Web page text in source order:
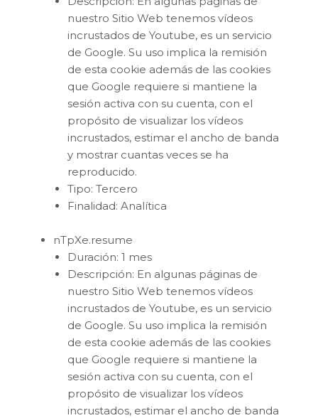
nuestro Sitio Web tenemos vídeos
incrustados de Youtube, es un servicio
de Google. Su uso implica la remisión
de esta cookie además de las cookies
que Google requiere si mantiene la
sesión activa con su cuenta, con el
propósito de visualizar los vídeos
incrustados, estimar el ancho de banda
y mostrar cuantas veces se ha
reproducido.
Tipo: Tercero
Finalidad: Analítica
nTpXe.resume
Duración: 1 mes
Descripción: En algunas páginas de
nuestro Sitio Web tenemos vídeos
incrustados de Youtube, es un servicio
de Google. Su uso implica la remisión
de esta cookie además de las cookies
que Google requiere si mantiene la
sesión activa con su cuenta, con el
propósito de visualizar los vídeos
incrustados, estimar el ancho de banda